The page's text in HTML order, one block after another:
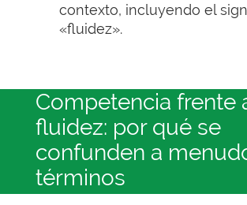
contexto, incluyendo el
«fluidez».
Competencia frente
fluidez: por qué se
confunden a
términos